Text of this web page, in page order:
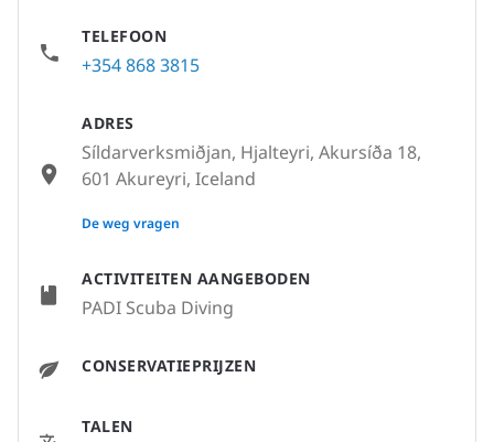
ACTIVITEITEN AANGEBODEN
PADI Scuba Diving
CONSERVATIEPRIJZEN
TALEN
TELEFOON
+354 868 3815
ADRES
Síldarverksmiðjan, Hjalteyri, Akursíða 18,
601 Akureyri, Iceland
None
De weg vragen